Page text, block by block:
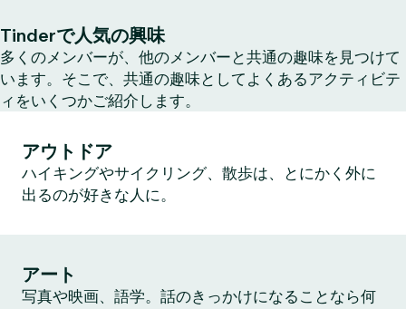
Tinderで人気の興味
多くのメンバーが、他のメンバーと共通の趣味を見つけて
います。そこで、共通の趣味としてよくあるアクティビテ
ィをいくつかご紹介します。
アウトドア
ハイキングやサイクリング、散歩は、とにかく外に
出るのが好きな人に。
アート
写真や映画、語学。話のきっかけになることなら何